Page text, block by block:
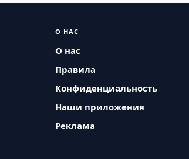
О НАС
О нас
Правила
Конфиденциальность
Наши приложения
Реклама